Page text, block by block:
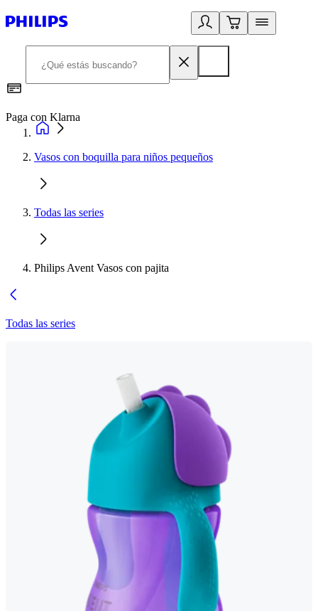
Paga con Klarna
Vasos con boquilla para niños pequeños
Todas las series
Philips Avent Vasos con pajita
Todas las series